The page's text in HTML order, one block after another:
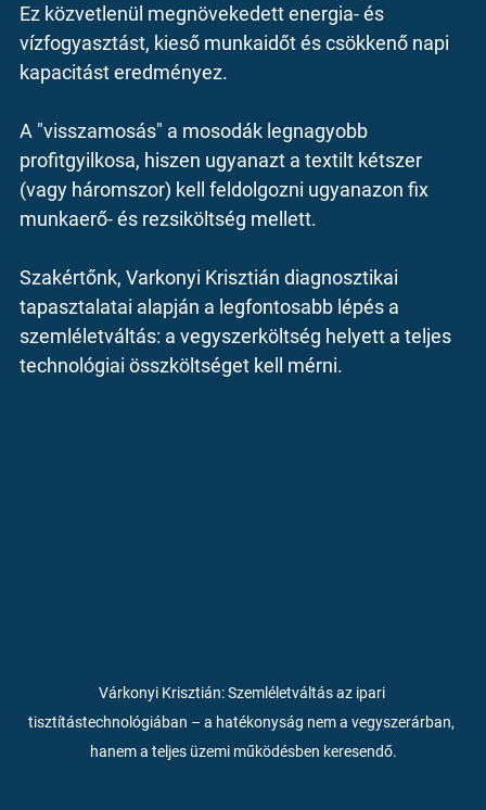
Ez közvetlenül megnövekedett energia- és
vízfogyasztást, kieső munkaidőt és csökkenő napi
kapacitást eredményez.
A "visszamosás" a mosodák legnagyobb
profitgyilkosa, hiszen ugyanazt a textilt kétszer
(vagy háromszor) kell feldolgozni ugyanazon fix
munkaerő- és rezsiköltség mellett.
Szakértőnk, Varkonyi Krisztián diagnosztikai
tapasztalatai alapján a legfontosabb lépés a
szemléletváltás: a vegyszerköltség helyett a teljes
technológiai összköltséget kell mérni.
Várkonyi Krisztián: Szemléletváltás az ipari
tisztítástechnológiában – a hatékonyság nem a vegyszerárban,
hanem a teljes üzemi működésben keresendő.